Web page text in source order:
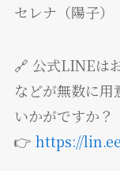
セレナ（陽子）
🔗 公式LINEは
などが無数に用
いかがですか？
👉 https://